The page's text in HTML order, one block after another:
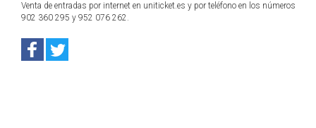
Venta de entradas por internet en uniticket.es y por teléfono en los números
902 360 295 y 952 076 262.